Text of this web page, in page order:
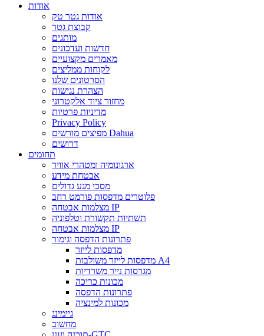
אודות
אודות גטר טק
קבוצת גטר
מותגים
חדשות ועדכונים
מאמרים מקצועיים
לקוחות ממליצים
הסרטונים שלנו
הצהרת נגישות
מחזור ציוד אלקטרוני
מדיניות פרטיות
Privacy Policy
מפיצים מורשים Dahua
דרושים
תחומים
ארגונומיה ומטהרי אוויר
אבטחת מידע
מסכי מגע גדולים
פלוטרים מדפסות פורמט רחב
מצלמות אבטחה IP
תשתיות תקשורת וטלפוניה
מצלמות אבטחה IP
פתרונות הדפסה וגימור
מדפסות לייזר
מדפסות לייזר משולבות A4
מגרסות נייר משרדיות
מכונות כריכה
פתרונות הדפסה
מכונות למינציה
גיימינג
מחשוב